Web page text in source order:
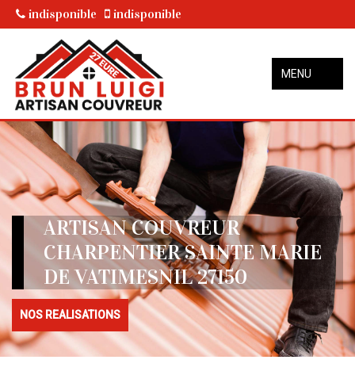
indisponible indisponible
MENU
ARTISAN COUVREUR
CHARPENTIER SAINTE MARIE
DE VATIMESNIL 27150
NOS REALISATIONS